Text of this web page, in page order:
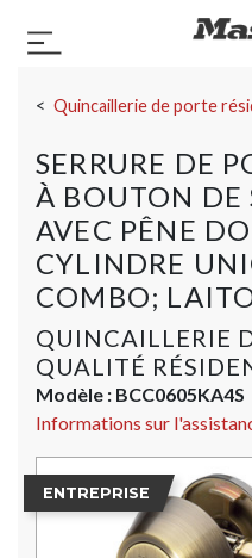
Basculer la navigation
Quincaillerie de porte
SERRURE DE
À BOUTON DE
AVEC PÊNE
CYLINDRE
COMBO;
QUINCAILLERIE
QUALITÉ
Modèle : BCC0605KA4S
Informations sur
ENTREPRISE